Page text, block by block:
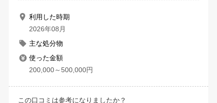
利用した時期
2026年08月
主な処分物
使った金額
200,000～500,000円
この口コミは参考になりましたか？